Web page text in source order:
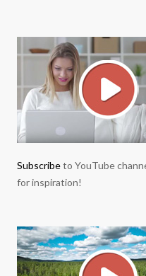
Subscribeto YouTube
for inspiration!